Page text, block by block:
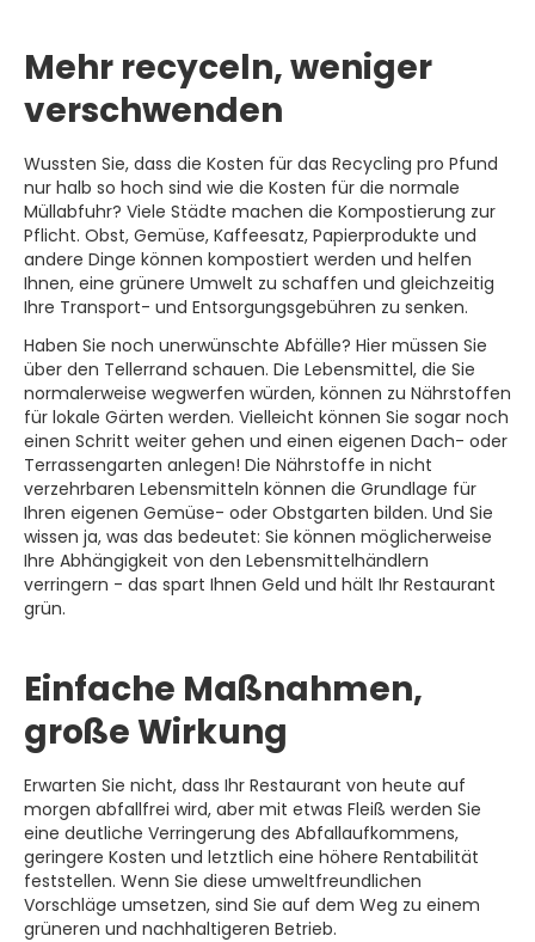
Mehr recyceln, weniger
verschwenden
Wussten Sie, dass die Kosten für das Recycling pro Pfund
nur halb so hoch sind wie die Kosten für die normale
Müllabfuhr? Viele Städte machen die Kompostierung zur
Pflicht. Obst, Gemüse, Kaffeesatz, Papierprodukte und
andere Dinge können kompostiert werden und helfen
Ihnen, eine grünere Umwelt zu schaffen und gleichzeitig
Ihre Transport- und Entsorgungsgebühren zu senken.
Haben Sie noch unerwünschte Abfälle? Hier müssen Sie
über den Tellerrand schauen. Die Lebensmittel, die Sie
normalerweise wegwerfen würden, können zu Nährstoffen
für lokale Gärten werden. Vielleicht können Sie sogar noch
einen Schritt weiter gehen und einen eigenen Dach- oder
Terrassengarten anlegen! Die Nährstoffe in nicht
verzehrbaren Lebensmitteln können die Grundlage für
Ihren eigenen Gemüse- oder Obstgarten bilden. Und Sie
wissen ja, was das bedeutet: Sie können möglicherweise
Ihre Abhängigkeit von den Lebensmittelhändlern
verringern - das spart Ihnen Geld und hält Ihr Restaurant
grün.
Einfache Maßnahmen,
große Wirkung
Erwarten Sie nicht, dass Ihr Restaurant von heute auf
morgen abfallfrei wird, aber mit etwas Fleiß werden Sie
eine deutliche Verringerung des Abfallaufkommens,
geringere Kosten und letztlich eine höhere Rentabilität
feststellen. Wenn Sie diese umweltfreundlichen
Vorschläge umsetzen, sind Sie auf dem Weg zu einem
grüneren und nachhaltigeren Betrieb.